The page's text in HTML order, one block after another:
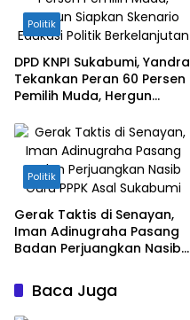
Politik
DPD KNPI Sukabumi, Yandra
Tekankan Peran 60 Persen
Pemilih Muda, Hergun
Politik Berkelanjutan
Politik
Gerak Taktis di Senayan,
Iman Adinugraha Pasang
Badan Perjuangkan Nasib
Baca Juga